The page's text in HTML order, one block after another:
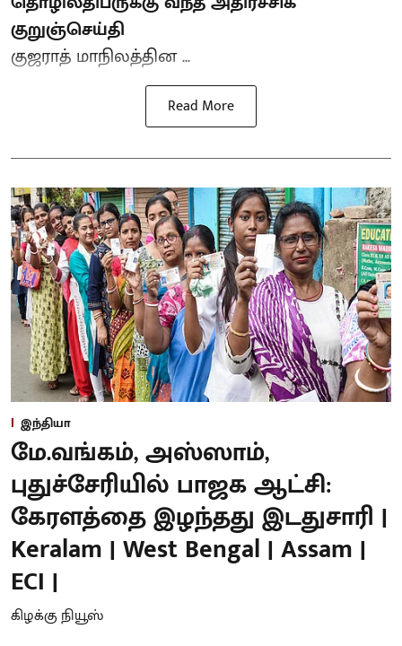
குறுஞ்செய்தி
குஜராத் மாநிலத்தின ...
Read More
இந்தியா
மே.வங்கம், அஸ்ஸாம்,
புதுச்சேரியில் பாஜக ஆட்சி:
கேரளத்தை இழந்தது இடதுசாரி |
Keralam | West Bengal | Assam |
ECI |
கிழக்கு நியூஸ்